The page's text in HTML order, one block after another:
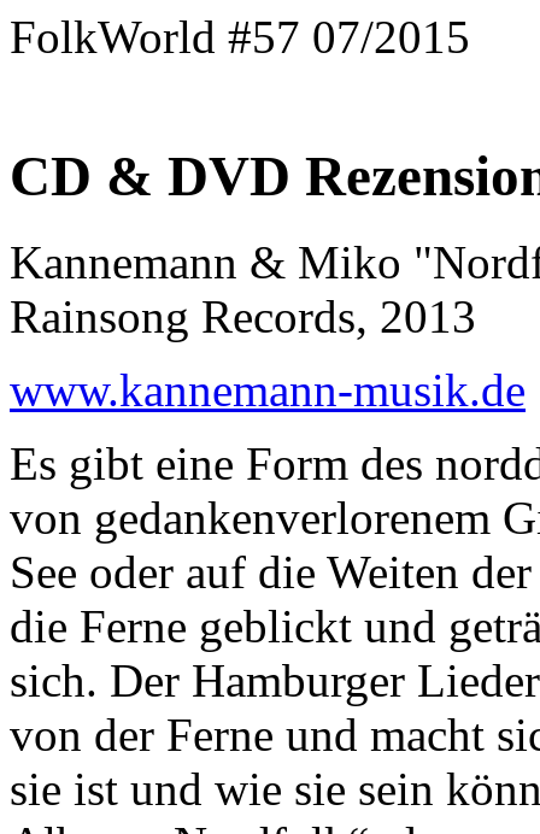
FolkWorld #57 07/2015
CD & DVD
Kannemann & Miko
Rainsong Records, 2013
www.kannemann-musik.de
Es gibt eine Form des
von gedankenverlorenem
See oder auf die Weiten
die Ferne geblickt und
sich. Der Hamburger
von der Ferne und macht
sie ist und wie sie sein